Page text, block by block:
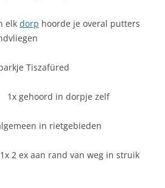
dorp hoorde je overal putters
Tiszafüred
gehoord in dorpje zelf
in rietgebieden
aan rand van weg in struik